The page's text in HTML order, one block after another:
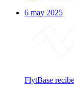
6 may 2025
FlytBase